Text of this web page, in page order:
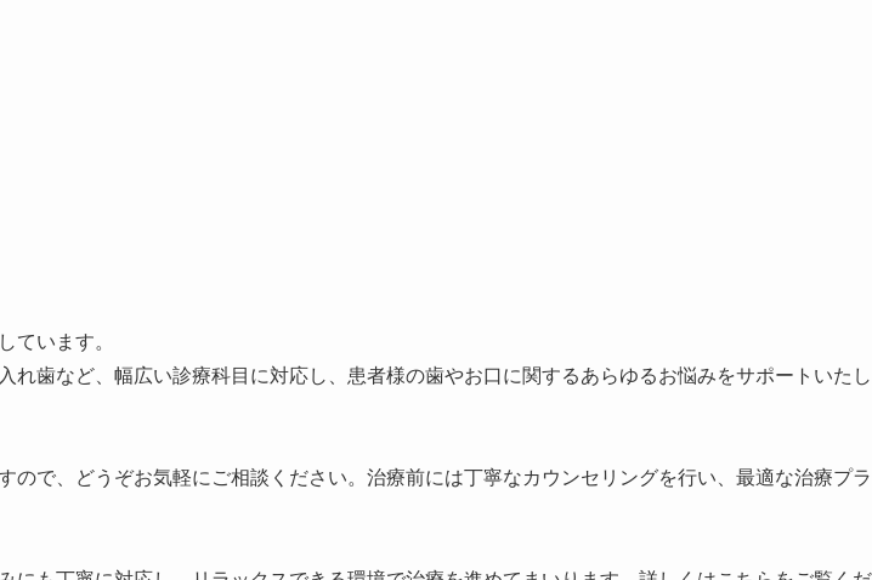
ています。
歯など、幅広い診療科目に対応し、患者様の歯やお口に関するあらゆるお悩みをサポートいたし
で、どうぞお気軽にご相談ください。治療前には丁寧なカウンセリングを行い、最適な治療プラ